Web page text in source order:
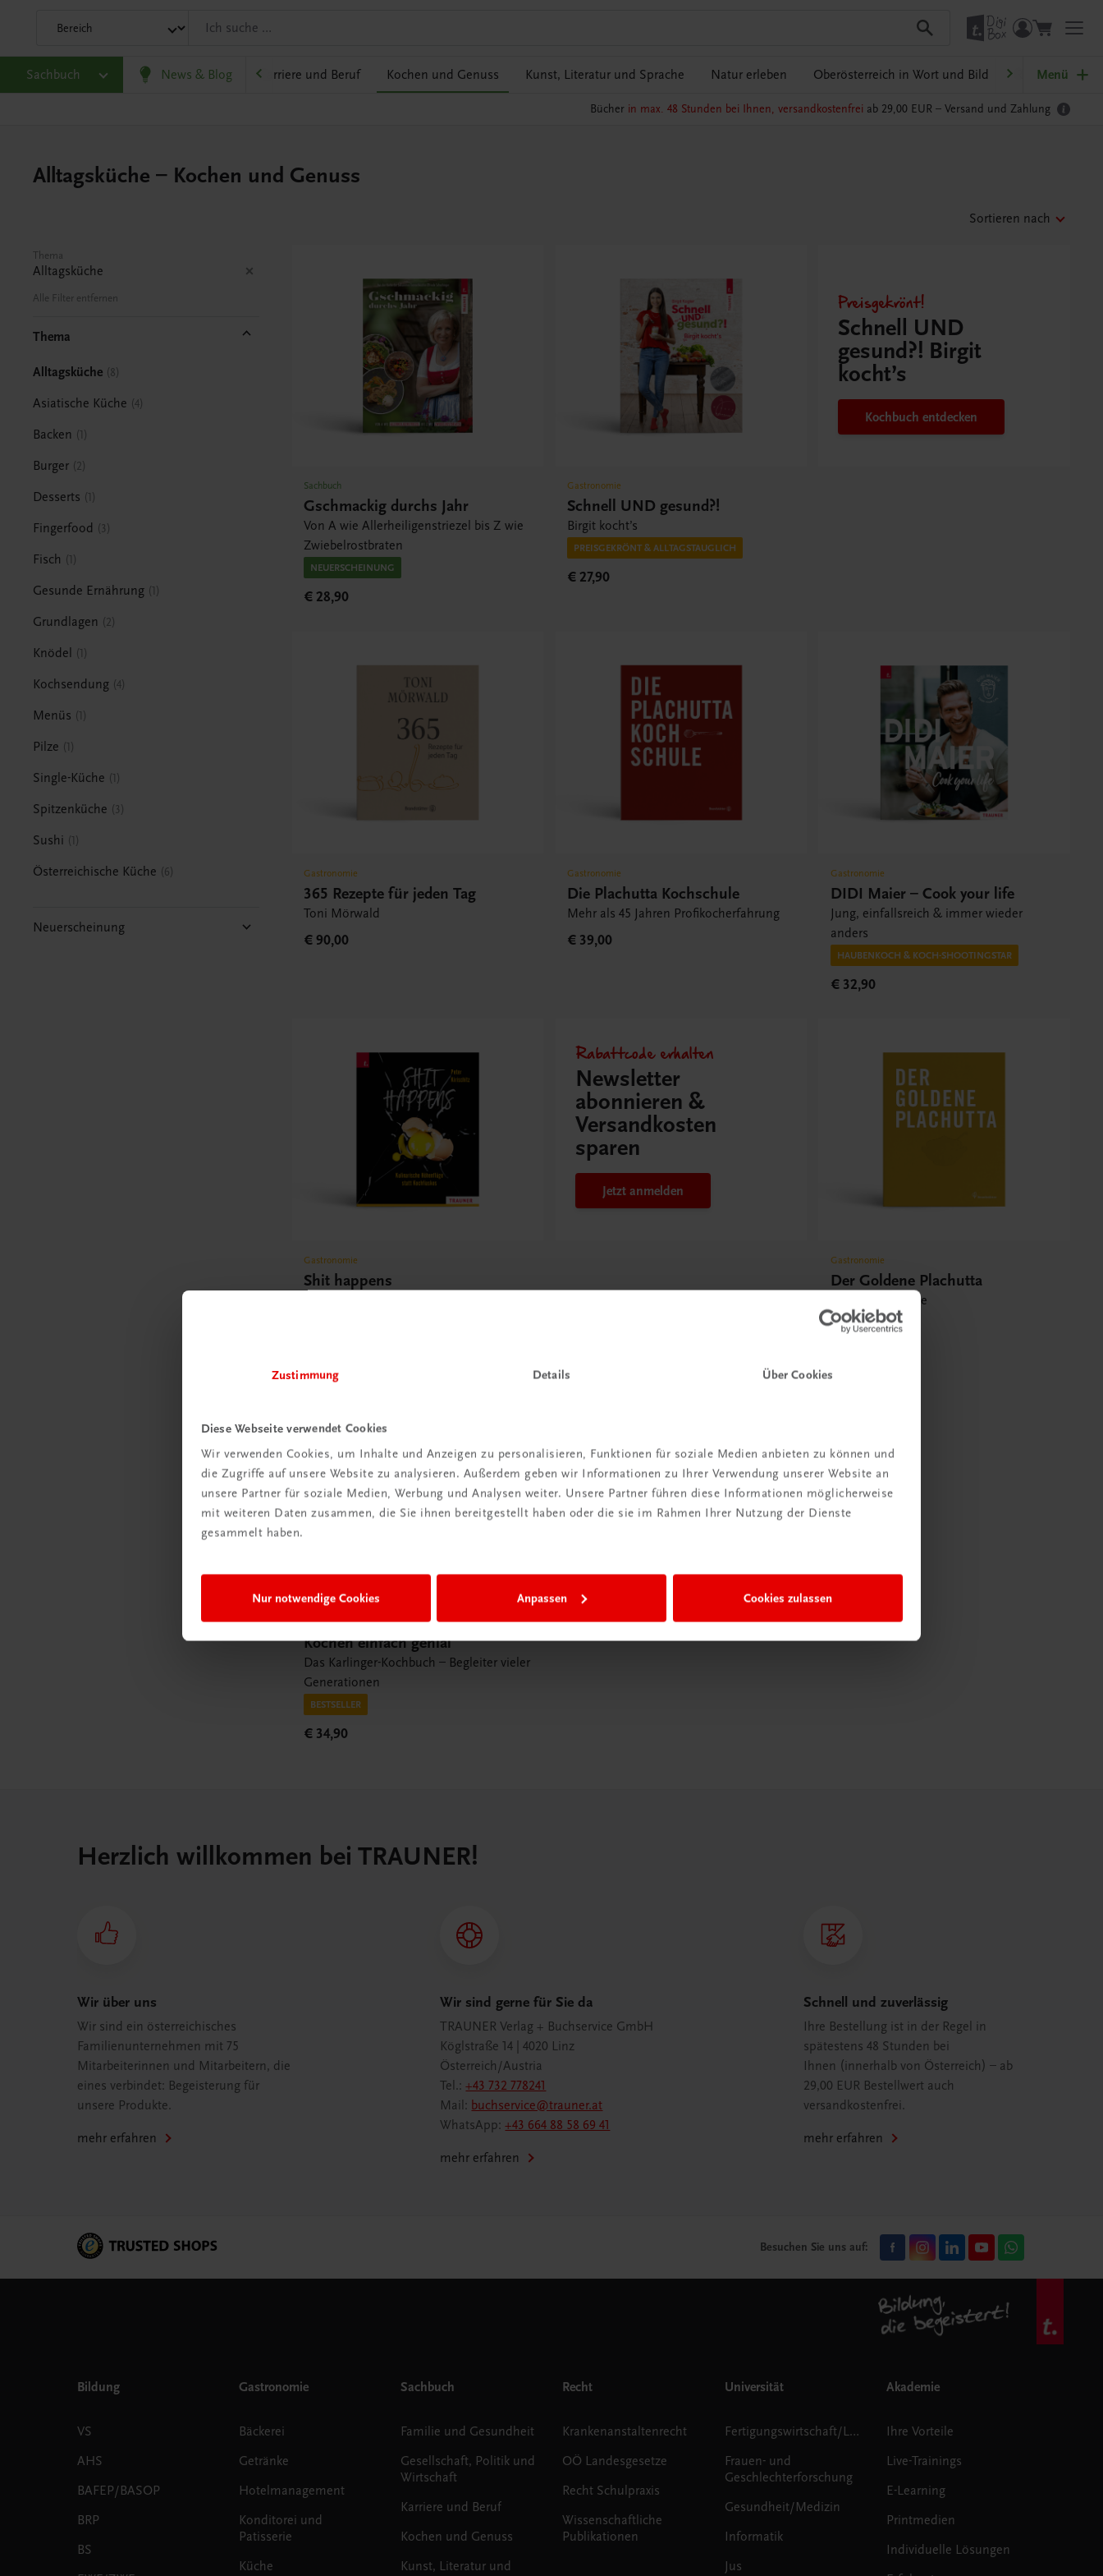
Zustimmung Details Über Cookies
Diese Webseite verwendet Cookies
Wir verwenden Cookies, um Inhalte und Anzeigen zu personalisieren, Funktionen für soziale Medien anbieten zu können und
die Zugriffe auf unsere Website zu analysieren. Außerdem geben wir Informationen zu Ihrer Verwendung unserer Website an
unsere Partner für soziale Medien, Werbung und Analysen weiter. Unsere Partner führen diese Informationen möglicherweise
mit weiteren Daten zusammen, die Sie ihnen bereitgestellt haben oder die sie im Rahmen Ihrer Nutzung der Dienste
gesammelt haben.
Nur notwendige Cookies Anpassen Cookies zulassen
Sachbuch News & Blog
Gesellschaft, Politik und Wirtschaft Karriere und Beruf Kochen und Genuss Kunst, Literatur und Sprache Natur erleben Oberösterreich in Wort und Bild Ratgeber
Menü
Bücher in max. 48 Stunden bei Ihnen, versandkostenfrei ab 29,00 EUR – Versand und Zahlung
Alltagsküche – Kochen und Genuss
Sortieren nach
Thema
Alltagsküche
Alle Filter entfernen
Thema
Alltagsküche 8
Asiatische Küche 4
Backen 1
Burger 2
Desserts 1
Fingerfood 3
Fisch 1
Gesunde Ernährung 1
Grundlagen 2
Knödel 1
Kochsendung 4
Menüs 1
Pilze 1
Single-Küche 1
Spitzenküche 3
Sushi 1
Österreichische Küche 6
Neuerscheinung
Sachbuch
Gschmackig durchs Jahr
Von A wie Allerheiligenstriezel bis Z wie
Zwiebelrostbraten
NEUERSCHEINUNG
€ 28,90
Gastronomie
Schnell UND gesund?!
Birgit kocht’s
PREISGEKRÖNT & ALLTAGSTAUGLICH
€ 27,90
Preisgekrönt!
Schnell UND
gesund?! Birgit
kocht’s
Kochbuch entdecken
Gastronomie
365 Rezepte für jeden Tag
Toni Mörwald
€ 90,00
Gastronomie
Die Plachutta Kochschule
Mehr als 45 Jahren Profikocherfahrung
€ 39,00
Gastronomie
DIDI Maier – Cook your life
Jung, einfallsreich & immer wieder
anders
HAUBENKOCH & KOCH-SHOOTINGSTAR
€ 32,90
Gastronomie
Shit happens
Rabattcode erhalten
Newsletter
abonnieren &
Versandkosten
sparen
Jetzt anmelden
Gastronomie
Der Goldene Plachutta
Alle 1500 Rezepte
€ 50,00
Gastronomie
Kochen einfach genial
Das Karlinger-Kochbuch – Begleiter vieler
Generationen
BESTSELLER
€ 34,90
Herzlich willkommen bei TRAUNER!
Wir über uns
Wir sind ein österreichisches
Familienunternehmen mit 75
Mitarbeiterinnen und Mitarbeitern, die
eines verbindet: Begeisterung für
unsere Produkte.
mehr erfahren
Wir sind gerne für Sie da
TRAUNER Verlag + Buchservice GmbH
Köglstraße 14 | 4020 Linz
Österreich/Austria
Tel.:+43 732 778241
Mail: buchservice@trauner.at
WhatsApp:+43 664 88 58 69 41
mehr erfahren
Schnell und zuverlässig
Ihre Bestellung ist in der Regel in
spätestens 48 Stunden bei
Ihnen (innerhalb von Österreich) – ab
29,00 EUR Bestellwert auch
versandkostenfrei.
mehr erfahren
Besuchen Sie uns auf:
Bildung
VS
AHS
BAFEP/BASOP
BRP
BS
Gastronomie
Bäckerei
Getränke
Hotelmanagement
Konditorei und
Patisserie
Küche
Sachbuch
Familie und Gesundheit
Gesellschaft, Politik und
Wirtschaft
Karriere und Beruf
Kochen und Genuss
Kunst, Literatur und
Recht
Krankenanstaltenrecht
OÖ Landesgesetze
Recht Schulpraxis
Wissenschaftliche
Publikationen
Universität
Fertigungswirtschaft/Logistik
Frauen- und
Geschlechterforschung
Gesundheit/Medizin
Informatik
Jus
Akademie
Ihre Vorteile
Live-Trainings
E-Learning
Printmedien
Individuelle Lösungen